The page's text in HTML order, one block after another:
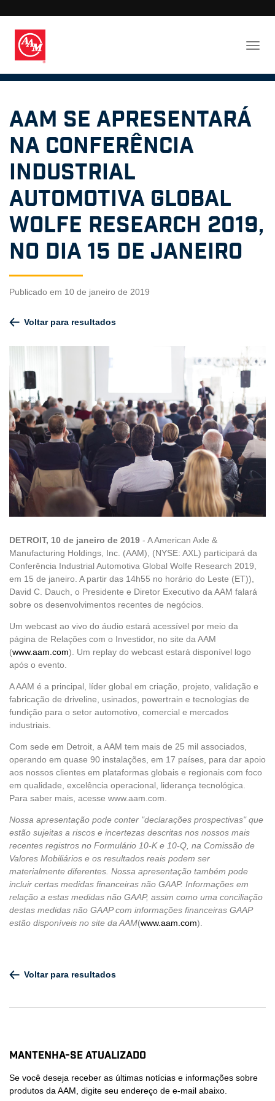
AAM se apresentará
na Conferência
Industrial
Automotiva Global
Wolfe Research 2019,
no dia 15 de janeiro
Publicado em 10 de janeiro de 2019
Voltar para resultados
DETROIT, 10 de janeiro de 2019 - A American Axle &
Manufacturing Holdings, Inc. (AAM), (NYSE: AXL) participará da
Conferência Industrial Automotiva Global Wolfe Research 2019,
em 15 de janeiro. A partir das 14h55 no horário do Leste (ET)),
David C. Dauch, o Presidente e Diretor Executivo da AAM falará
sobre os desenvolvimentos recentes de negócios.
Um webcast ao vivo do áudio estará acessível por meio da
página de Relações com o Investidor, no site da AAM
(www.aam.com). Um replay do webcast estará disponível logo
após o evento.
A AAM é a principal, líder global em criação, projeto, validação e
fabricação de driveline, usinados, powertrain e tecnologias de
fundição para o setor automotivo, comercial e mercados
industriais.
Com sede em Detroit, a AAM tem mais de 25 mil associados,
operando em quase 90 instalações, em 17 países, para dar apoio
aos nossos clientes em plataformas globais e regionais com foco
em qualidade, excelência operacional, liderança tecnológica.
Para saber mais, acesse www.aam.com.
Nossa apresentação pode conter "declarações prospectivas" que
estão sujeitas a riscos e incertezas descritas nos nossos mais
recentes registros no Formulário 10-K e 10-Q, na Comissão de
Valores Mobiliários e os resultados reais podem ser
materialmente diferentes. Nossa apresentação também pode
incluir certas medidas financeiras não GAAP. Informações em
relação a estas medidas não GAAP, assim como uma conciliação
destas medidas não GAAP com informações financeiras GAAP
estão disponíveis no site da AAM(www.aam.com).
Voltar para resultados
Mantenha-se atualizado
Se você deseja receber as últimas notícias e informações sobre
produtos da AAM, digite seu endereço de e-mail abaixo.